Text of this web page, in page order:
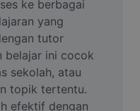
ke berbagai
yang
tutor
belajar ini cocok
sekolah, atau
topik tertentu.
efektif dengan